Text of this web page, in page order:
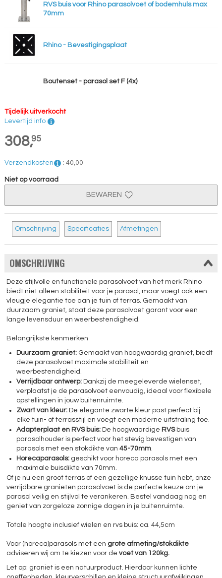
RVS buis voor Rhino parasolvoet of bodemhuls max
70mm
Rhino - Bevestigingsplaat
Boutenset - parasol set F (4x)
Tijdelijk uitverkocht
Levertijd info
308,95
Verzendkosten : 40,00
Niet op voorraad
BEWAREN
Omschrijving Specificaties Afmetingen
OMSCHRIJVING
Deze stijlvolle en functionele parasolvoet van het merk Rhino
biedt niet alleen stabiliteit voor je parasol, maar voegt ook een
vleugje elegantie toe aan je tuin of terras. Gemaakt van
duurzaam graniet, staat deze parasolvoet garant voor een
lange levensduur en weerbestendigheid.
Belangrijkste kenmerken
Duurzaam graniet: Gemaakt van hoogwaardig graniet, biedt
deze parasolvoet maximale stabiliteit en
weerbestendigheid.
Verrijdbaar ontwerp: Dankzij de meegeleverde wielenset,
verplaatst je de parasolvoet eenvoudig, ideaal voor flexibele
opstellingen in jouw buitenruimte.
Zwart van kleur: De elegante zwarte kleur past perfect bij
elke tuin- of terrasstijl en voegt een moderne uitstraling toe.
Adapterplaat en RVS buis: De hoogwaardige RVSbuis
parasolhouder is perfect voor het stevig bevestigen van
parasols met een stokdikte van45-70mm.
Horecaparasols: geschikt voor horeca parasols met een
maximale buisdikte van 70mm.
Of je nu een groot terras of een gezellige knusse tuin hebt, onze
verrijdbare granieten parasolvoet is de perfecte keuze om je
parasol veilig en stijlvol te verankeren. Bestel vandaag nog en
geniet van zorgeloze zonnige dagen in je buitenruimte.
Totale hoogte inclusief wielen en rvs buis: ca. 44,5cm
Voor (horeca)parasols met een grote afmeting/stokdikte
adviseren wij om te kiezen voor devoet van 120kg.
Let op: graniet is een natuurproduct. Hierdoor kunnen lichte